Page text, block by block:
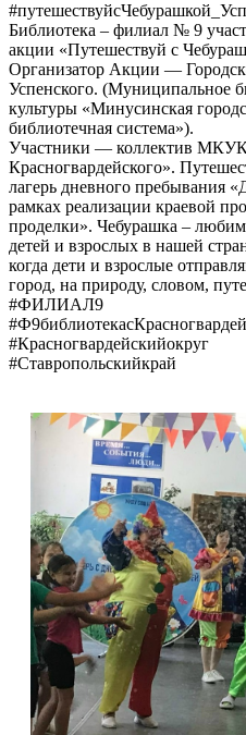
Библиотека – филиал № 9
акции «Путешествуй с
Организатор Акции —
Успенского. (Муниципальное
культуры «Минусинская
библиотечная система»).
Участники — коллектив
Красногвардейского».
лагерь дневного пребывания
рамках реализации краевой
проделки». Чебурашка –
детей и взрослых в нашей
когда дети и взрослые
город, на природу, словом,
#ФИЛИАЛ9
#Красногвардейскийокруг
#Ставропольскийкрай